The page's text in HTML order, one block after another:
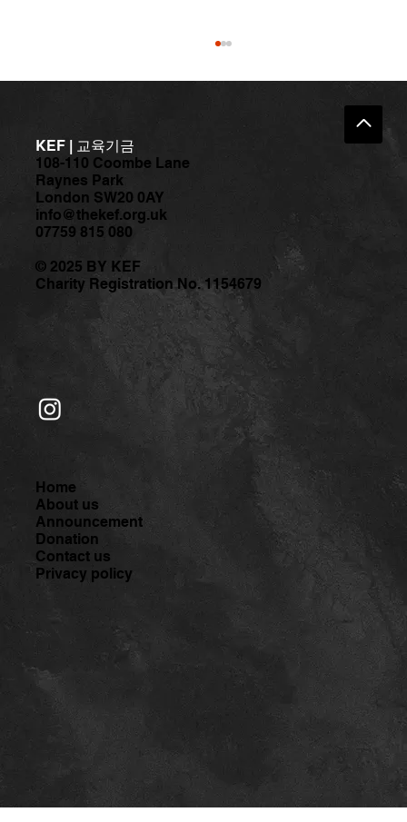
[공지] 몸의 편안함과 움직임의 즐거움을
찾아서 – <시니어 웰빙 무브먼트> 무료 프
로그램 참가자 모집
KEF | 교육기금
108-110 Coombe Lane
Raynes Park
London SW20 0AY
info@thekef.org.uk
07759 815 080
© 2025 BY KEF
Charity Registration No. 1154679
Home
About us
Announcement
Donation
Contact us
Privacy policy